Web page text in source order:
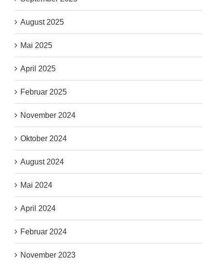
August 2025
Mai 2025
April 2025
Februar 2025
November 2024
Oktober 2024
August 2024
Mai 2024
April 2024
Februar 2024
November 2023